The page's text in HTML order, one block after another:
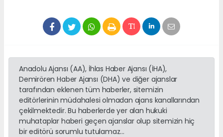
Anadolu Ajansı (AA), İhlas Haber Ajansı (İHA),
Demirören Haber Ajansı (DHA) ve diğer ajanslar
tarafından eklenen tüm haberler, sitemizin
editörlerinin müdahalesi olmadan ajans kanallarından
çekilmektedir. Bu haberlerde yer alan hukuki
muhataplar haberi geçen ajanslar olup sitemizin hiç
bir editörü sorumlu tutulamaz...